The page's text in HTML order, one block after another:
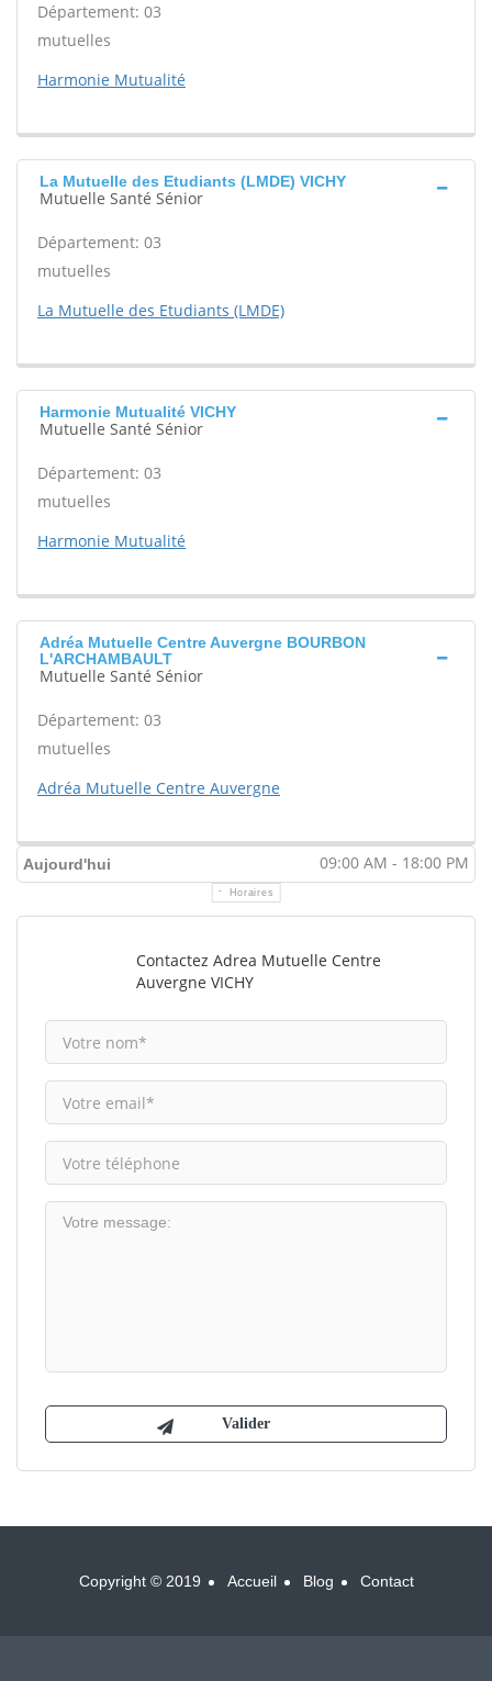
Département: 03
mutuelles
Harmonie Mutualité
La Mutuelle des Etudiants (LMDE) VICHY
Mutuelle Santé Sénior
Département: 03
mutuelles
La Mutuelle des Etudiants (LMDE)
Harmonie Mutualité VICHY
Mutuelle Santé Sénior
Département: 03
mutuelles
Harmonie Mutualité
Adréa Mutuelle Centre Auvergne BOURBON
L'ARCHAMBAULT
Mutuelle Santé Sénior
Département: 03
mutuelles
Adréa Mutuelle Centre Auvergne
Aujourd'hui 09:00 AM - 18:00 PM
Horaires
Contactez Adrea Mutuelle Centre
Auvergne VICHY
Copyright © 2019 Accueil Blog Contact